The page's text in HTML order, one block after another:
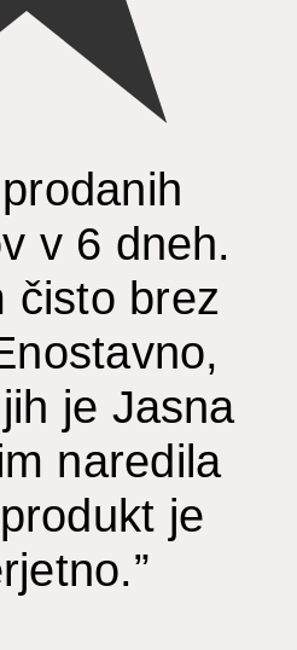
v 6 dneh.
čisto brez
je Jasna
naredila
je